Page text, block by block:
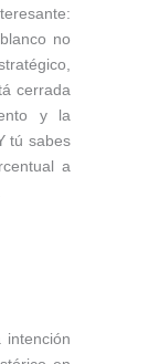
no
cerrada
y la
tú sabes
a